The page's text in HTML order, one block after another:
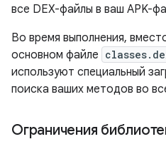
все DEX-файлы в ваш APK-
Во время выполнения,
основном файле
используют специальный
поиска ваших методов во
Ограничения